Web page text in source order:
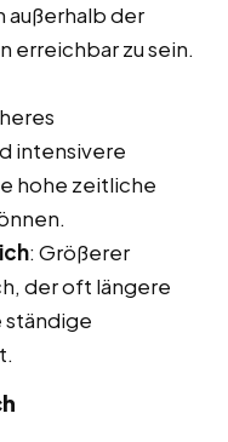
außerhalb der
erreichbar zu sein.
intensivere
hohe zeitliche
: Größerer
der oft längere
ständige